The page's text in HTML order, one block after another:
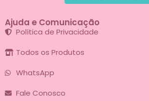
Ajuda e Comunicação
Política de Privacidade
Todos os Produtos
WhatsApp
Fale Conosco